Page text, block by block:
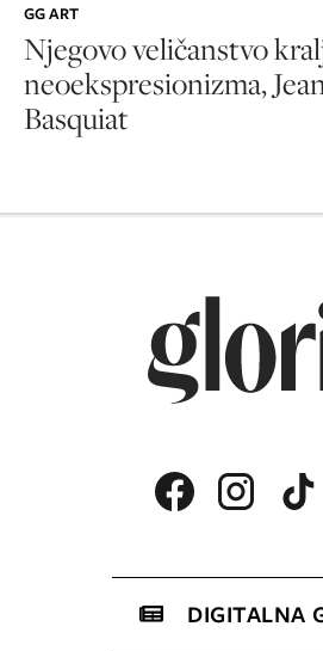
GG ART
Njegovo veličanstvo
neoekspresionizma,
Basquiat
DIGITALNA